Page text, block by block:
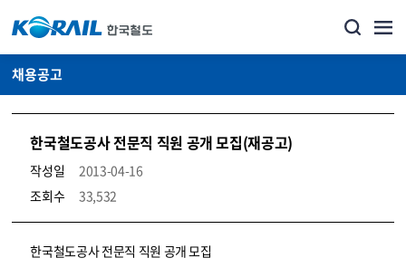
채용공고
한국철도공사 전문직 직원 공개 모집(재공고)
작성일
2013-04-16
조회수
33,532
코레일소개_경영공시_채용공고 상세보기 – 내용, 파일, 담당자 연락처로 구성
한국철도공사 전문직 직원 공개 모집